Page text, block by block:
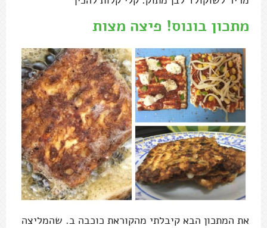
מתכון בונוס! פיצה מצות
את המתכון הבא קיבלתי מהקוראת כוכבה ב. שהמליצה